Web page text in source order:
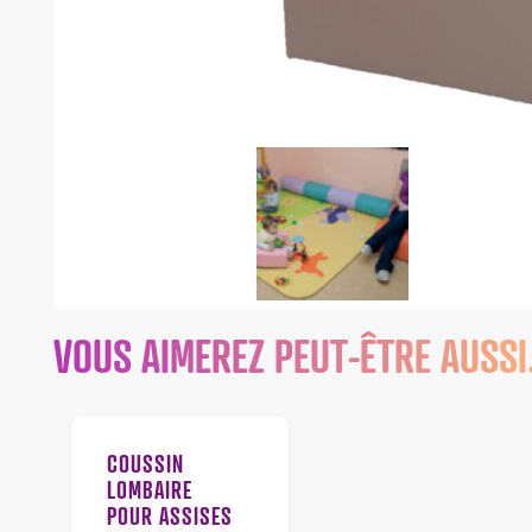
VOUS AIMEREZ PEUT-ÊTRE
COUSSIN
LOMBAIRE
POUR ASSISES